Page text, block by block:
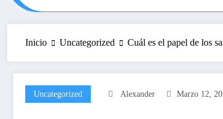
Inicio Uncategorized Cuál es el papel de los
Uncategorized Alexander Marzo 12,